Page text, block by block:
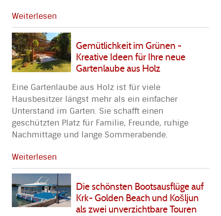
Weiterlesen
Gemütlichkeit im Grünen -
Kreative Ideen für Ihre neue
Gartenlaube aus Holz
Eine Gartenlaube aus Holz ist für viele
Hausbesitzer längst mehr als ein einfacher
Unterstand im Garten. Sie schafft einen
geschützten Platz für Familie, Freunde, ruhige
Nachmittage und lange Sommerabende.
Weiterlesen
Die schönsten Bootsausflüge auf
Krk- Golden Beach und Košljun
als zwei unverzichtbare Touren